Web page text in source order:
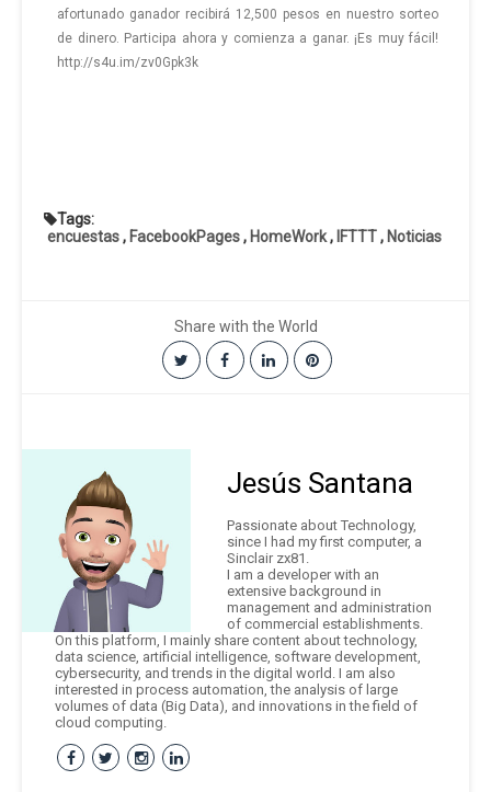
afortunado ganador recibirá 12,500 pesos en nuestro sorteo
de dinero. Participa ahora y comienza a ganar. ¡Es muy fácil!
http://s4u.im/zv0Gpk3k
Tags:
encuestas, FacebookPages, HomeWork, IFTTT, Noticias
Share with the World
Jesús Santana
Passionate about Technology,
since I had my first computer, a
Sinclair zx81.
I am a developer with an
extensive background in
management and administration
of commercial establishments.
On this platform, I mainly share content about technology,
data science, artificial intelligence, software development,
cybersecurity, and trends in the digital world. I am also
interested in process automation, the analysis of large
volumes of data (Big Data), and innovations in the field of
cloud computing.